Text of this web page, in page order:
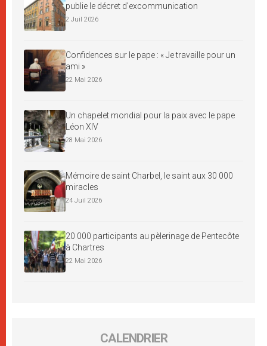
publie le décret d’excommunication
2 Juil 2026
Confidences sur le pape : « Je travaille pour un
ami »
22 Mai 2026
Un chapelet mondial pour la paix avec le pape
Léon XIV
28 Mai 2026
Mémoire de saint Charbel, le saint aux 30 000
miracles
24 Juil 2026
20 000 participants au pèlerinage de Pentecôte
à Chartres
22 Mai 2026
CALENDRIER